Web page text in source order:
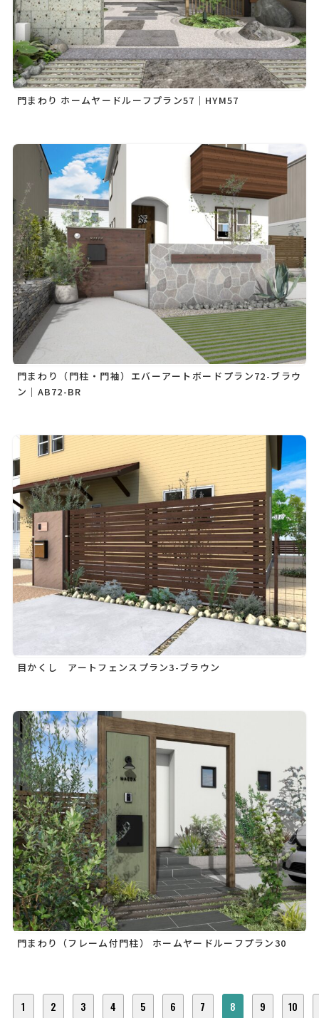
門まわり ホームヤードルーフプラン57｜HYM57
門まわり（門柱・門袖）エバーアートボードプラン72-ブラウ
ン｜AB72-BR
目かくし アートフェンスプラン3-ブラウン
門まわり（フレーム付門柱） ホームヤードルーフプラン30
1 2 3 4 5 6 7 8 9 10